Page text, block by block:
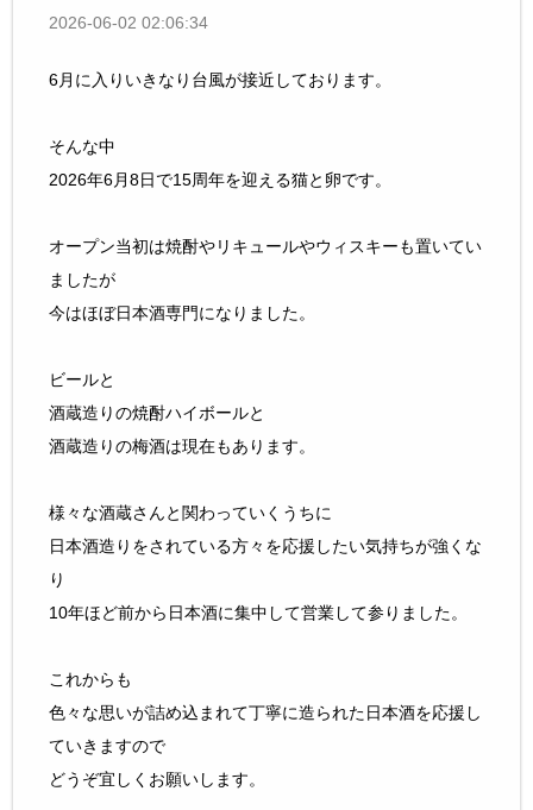
2026-06-02 02:06:34
6月に入りいきなり台風が接近しております。
そんな中
2026年6月8日で15周年を迎える猫と卵です。
オープン当初は焼酎やリキュールやウィスキーも置いてい
ましたが
今はほぼ日本酒専門になりました。
ビールと
酒蔵造りの焼酎ハイボールと
酒蔵造りの梅酒は現在もあります。
様々な酒蔵さんと関わっていくうちに
日本酒造りをされている方々を応援したい気持ちが強くな
り
10年ほど前から日本酒に集中して営業して参りました。
これからも
色々な思いが詰め込まれて丁寧に造られた日本酒を応援し
ていきますので
どうぞ宜しくお願いします。